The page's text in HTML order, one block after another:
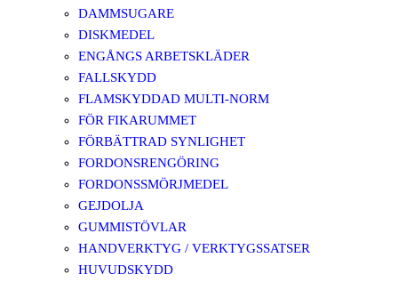
DAMMSUGARE
DISKMEDEL
ENGÅNGS ARBETSKLÄDER
FALLSKYDD
FLAMSKYDDAD MULTI-NORM
FÖR FIKARUMMET
FÖRBÄTTRAD SYNLIGHET
FORDONSRENGÖRING
FORDONSSMÖRJMEDEL
GEJDOLJA
GUMMISTÖVLAR
HANDVERKTYG / VERKTYGSSATSER
HUVUDSKYDD